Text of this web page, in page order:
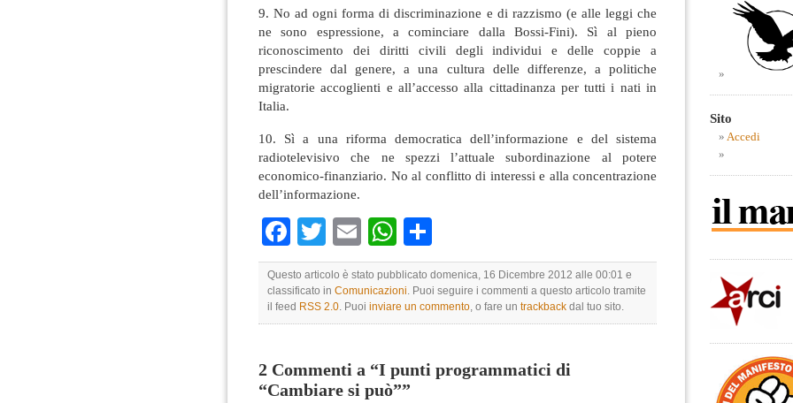
9. No ad ogni forma di discriminazione e di razzismo (e alle leggi che
ne sono espressione, a cominciare dalla Bossi-Fini). Sì al pieno
riconoscimento dei diritti civili degli individui e delle coppie a
prescindere dal genere, a una cultura delle differenze, a politiche
migratorie accoglienti e all’accesso alla cittadinanza per tutti i nati in
Italia.
10. Sì a una riforma democratica dell’informazione e del sistema
radiotelevisivo che ne spezzi l’attuale subordinazione al potere
economico-finanziario. No al conflitto di interessi e alla concentrazione
dell’informazione.
Facebook
TwitterEmailWhatsApp
Questo articolo è stato pubblicato domenica, 16 Dicembre 2012 alle 00:01 e
classificato in Comunicazioni . Puoi seguire i commenti a questo articolo tramite
il feed RSS 2.0 . Puoi inviare un commento , o fare un trackback dal tuo sito.
2 Commenti a “I punti programmatici di
“Cambiare si può””
Sito
Accedi